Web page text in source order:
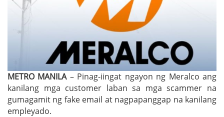
METRO MANILA– Pinag-iingat ngayon ng Meralco ang
kanilang mga customer laban sa mga scammer na
gumagamit ng fake email at nagpapanggap na kanilang
empleyado.